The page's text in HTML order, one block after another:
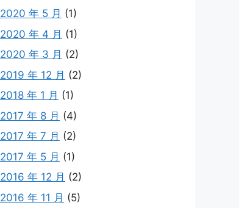
2020 年 5 月 (1)
2020 年 4 月 (1)
2020 年 3 月 (2)
2019 年 12 月 (2)
2018 年 1 月 (1)
2017 年 8 月 (4)
2017 年 7 月 (2)
2017 年 5 月 (1)
2016 年 12 月 (2)
2016 年 11 月 (5)